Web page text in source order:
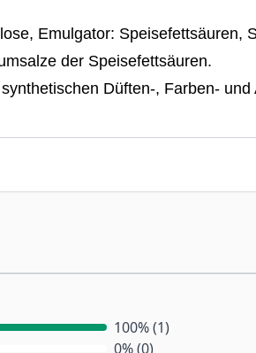
Emulgator: Speisefettsäuren,
der Speisefettsäuren.
Düften-, Farben- und
100% (1)
0% (0)